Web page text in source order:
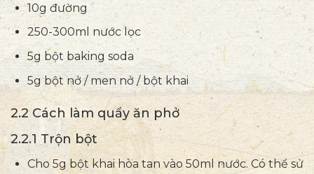
10g đường
250-300ml nước lọc
5g bột baking soda
5g bột nở / men nở / bột khai
2.2 Cách làm quẩy ăn phở
2.2.1 Trộn bột
Cho 5g bột khai hòa tan vào 50ml nước. Có thể sử